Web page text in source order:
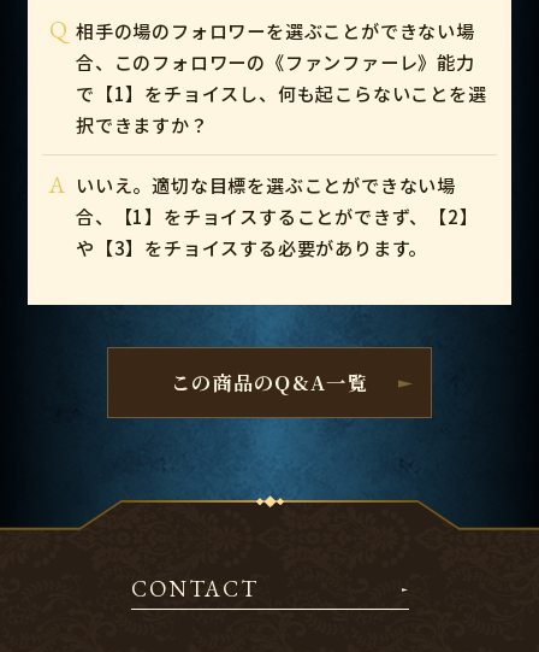
Q 相手の場のフォロワーを選ぶことができない場
合、このフォロワーの《ファンファーレ》能力
で【1】をチョイスし、何も起こらないことを選
択できますか？
A いいえ。適切な目標を選ぶことができない場
合、【1】をチョイスすることができず、【2】
や【3】をチョイスする必要があります。
この商品のQ&A一覧
CONTACT